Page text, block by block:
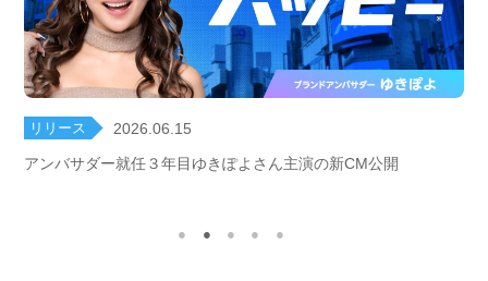
リリース
2026.06.15
アンバサダー就任３年目ゆきぽよさん主演の新CM公開